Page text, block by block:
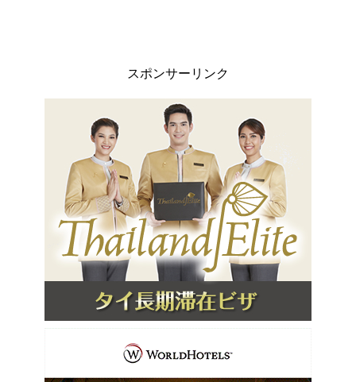
スポンサーリンク